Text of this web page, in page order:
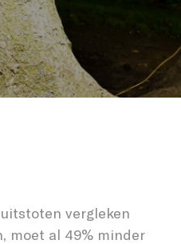
vergleken
moet al 49% minder